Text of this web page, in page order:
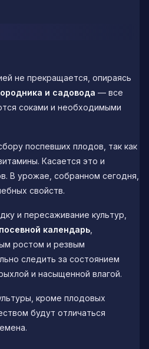
не прекращается, опираясь
и садовода — все
соками и необходимыми
поспевших плодов, так как
Касается это и
В урожае, собранном сегодня,
свойств.
и пересаживание культур,
календарь
ростом и резвым
следить за состоянием
и насыщенной влагой.
кроме плодовых
будут отличаться